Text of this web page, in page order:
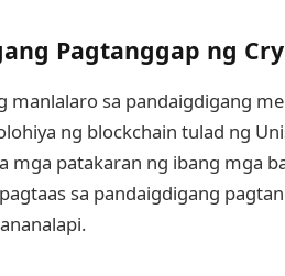
Pagtanggap ng
manlalaro sa pandaigdigang
ng blockchain tulad ng
mga patakaran ng ibang mga
sa pandaigdigang